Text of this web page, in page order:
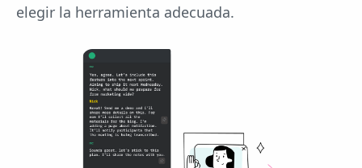
elegir la herramienta adecuada.